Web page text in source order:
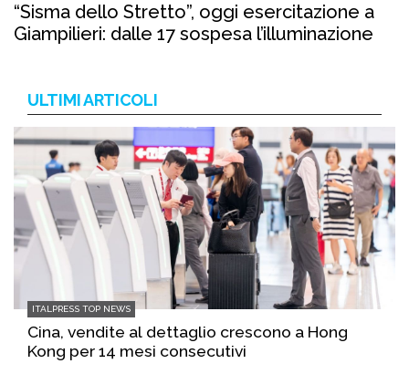
“Sisma dello Stretto”, oggi esercitazione a
Giampilieri: dalle 17 sospesa l’illuminazione
ULTIMI ARTICOLI
ITALPRESS TOP NEWS
Cina, vendite al dettaglio crescono a Hong
Kong per 14 mesi consecutivi